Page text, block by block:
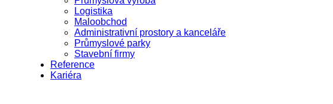
Logistika
Maloobchod
Administrativní prostory a kanceláře
Průmyslové parky
Stavební firmy
Reference
Kariéra